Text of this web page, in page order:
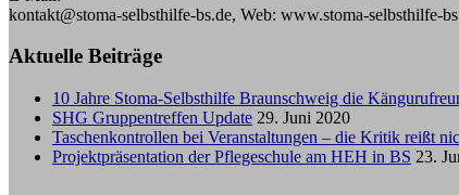
kontakt@stoma-selbsthilfe-bs.de, Web: www.stoma-selbsthilfe-
Aktuelle Beiträge
10 Jahre Stoma-Selbsthilfe Braunschweig die
SHG Gruppentreffen Update 29. Juni 2020
Taschenkontrollen bei Veranstaltungen – die Kritik reißt
Projektpräsentation der Pflegeschule am HEH in BS 23.